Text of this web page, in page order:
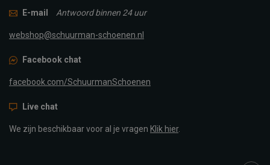
E-mail Antwoord binnen 24 uur
webshop@schuurman-schoenen.nl
Facebook chat
facebook.com/SchuurmanSchoenen
Live chat
We zijn beschikbaar voor al je vragen Klik hier.